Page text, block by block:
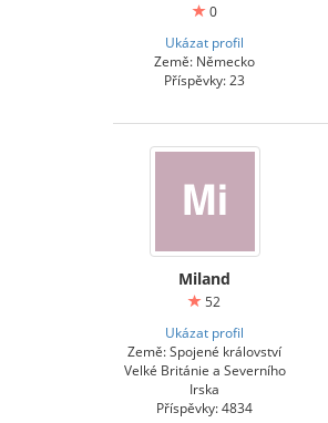
0
Ukázat profil
Země: Německo
Příspěvky: 23
Miland
52
Ukázat profil
Země: Spojené království
Velké Británie a Severního
Irska
Příspěvky: 4834